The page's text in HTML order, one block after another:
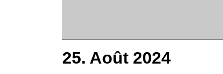
25. Août 2024